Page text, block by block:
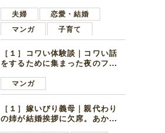
子学生
夫婦
恋愛・結婚
マンガ
子育て
［１］コワい体験談｜コワい話
をするために集まった夜のファ
好きの男の子ママ
マンガ
［１］嫁いびり義母｜親代わり
の姉が結婚挨拶に欠席。あから